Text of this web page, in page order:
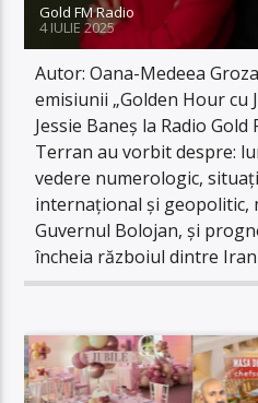
Gold FM Radio
4 IULIE 2025
Autor: Oana-Medeea
emisiunii „Golden Hour cu
Jessie Baneș la Radio
Terran au vorbit despre:
vedere numerologic,
internațional și geopolitic,
Guvernul Bolojan, și
încheia războiul dintre